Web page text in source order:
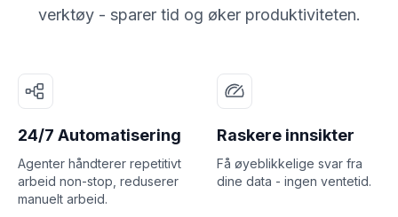
verktøy - sparer tid og øker produktiviteten.
24/7 Automatisering
Agenter håndterer repetitivt
arbeid non-stop, reduserer
manuelt arbeid.
Raskere innsikter
Få øyeblikkelige svar fra
dine data - ingen ventetid.